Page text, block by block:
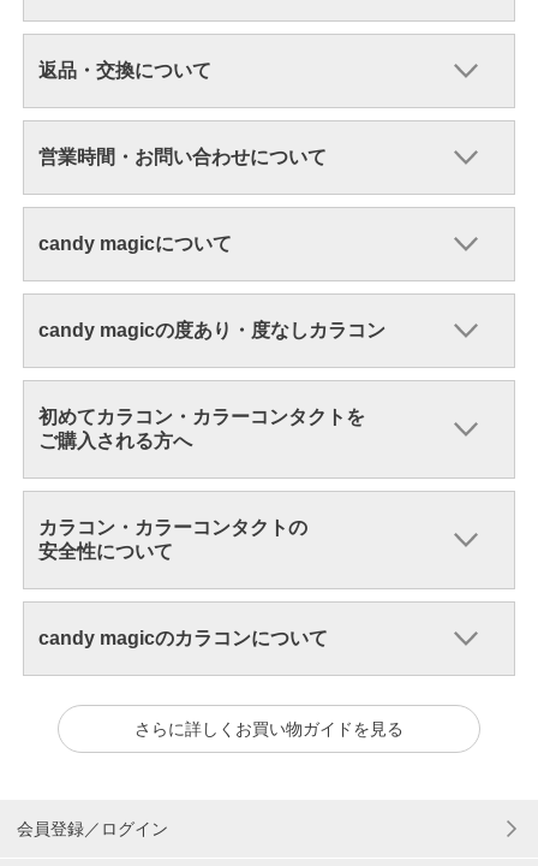
返品・交換について
営業時間・お問い合わせについて
candy magicについて
candy magicの度あり・度なしカラコン
初めてカラコン・カラーコンタクトを
ご購入される方へ
カラコン・カラーコンタクトの
安全性について
candy magicのカラコンについて
さらに詳しくお買い物ガイドを見る
会員登録／ログイン